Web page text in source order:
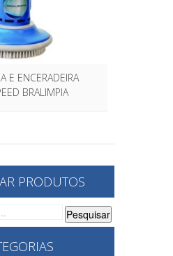
E ENCERADEIRA
BRALIMPIA
PRODUTOS
Pesquisar